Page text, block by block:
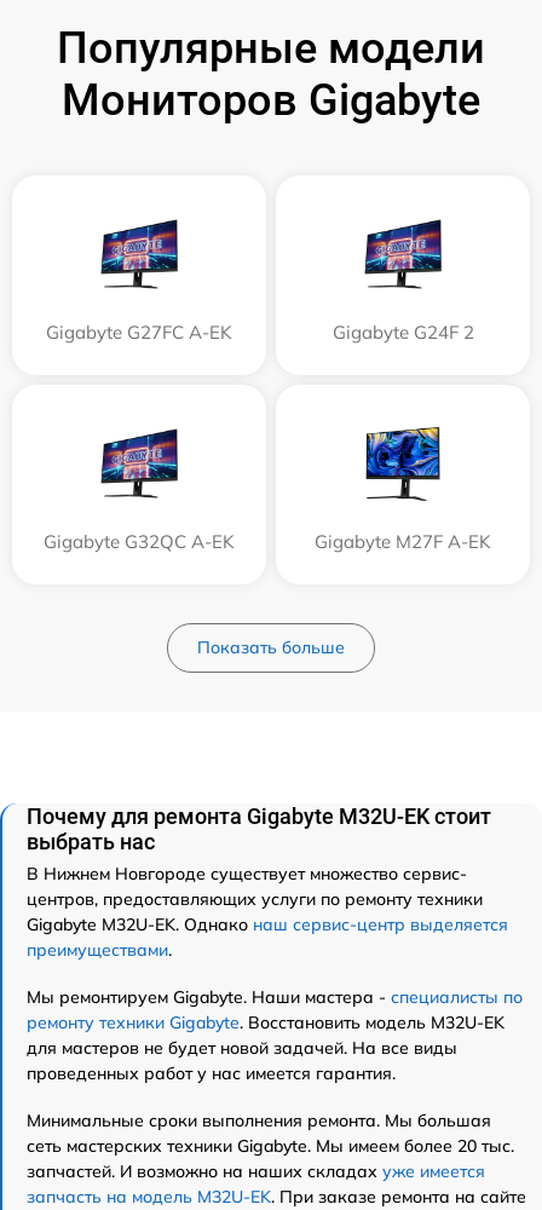
Популярные модели
Мониторов Gigabyte
Gigabyte G27FC A-EK Gigabyte G24F 2
Gigabyte G32QC A-EK Gigabyte M27F A-EK
Показать больше
Почему для ремонта Gigabyte M32U-EK стоит
выбрать нас
В Нижнем Новгороде существует множество сервис-
центров, предоставляющих услуги по ремонту техники
Gigabyte M32U-EK. Однако наш сервис-центр выделяется
преимуществами.
Мы ремонтируем Gigabyte. Наши мастера - специалисты по
ремонту техники Gigabyte. Восстановить модель M32U-EK
для мастеров не будет новой задачей. На все виды
проведенных работ у нас имеется гарантия.
Минимальные сроки выполнения ремонта. Мы большая
сеть мастерских техники Gigabyte. Мы имеем более 20 тыс.
запчастей. И возможно на наших складах уже имеется
запчасть на модель M32U-EK. При заказе ремонта на сайте